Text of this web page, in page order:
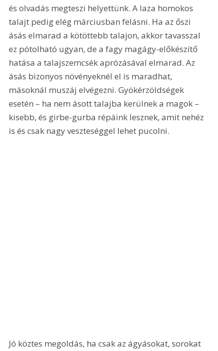
és olvadás megteszi helyettünk. A laza homokos
talajt pedig elég márciusban felásni. Ha az őszi
ásás elmarad a kötöttebb talajon, akkor tavasszal
ez pótolható ugyan, de a fagy magágy-előkészítő
hatása a talajszemcsék aprózásával elmarad. Az
ásás bizonyos növényeknél el is maradhat,
másoknál muszáj elvégezni. Gyökérzöldségek
esetén – ha nem ásott talajba kerülnek a magok –
kisebb, és girbe-gurba répáink lesznek, amit nehéz
is és csak nagy veszteséggel lehet pucolni.
Jó köztes megoldás, ha csak az ágyásokat, sorokat